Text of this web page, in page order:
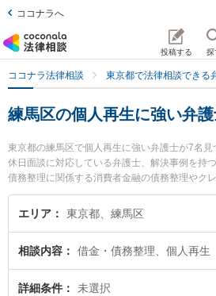
ココナラへ
投稿する 探
ココナラ法律相談 東京都で法律相談できる
練馬区の個人再生に強い弁
東京都の練馬区で個人再生に強い弁護士が7名
休日面談に対応している弁護士、解決事例を持
債務整理に関係する消費者金融の債務整理やク
払いの債務整理等の細かな分野での絞り込み検
やき法律事務所 練馬支所の遠藤 直斗弁護士や
ラブルを今すぐに弁護士に相談したい』『個人
な近くの弁護士を検索したい』『初回相談無料
馬区内の弁護士に相談予約したい』などでお困
エリア 東京都、練馬区
相談内容 借金・債務整理、個人再生
詳細条件 未選択